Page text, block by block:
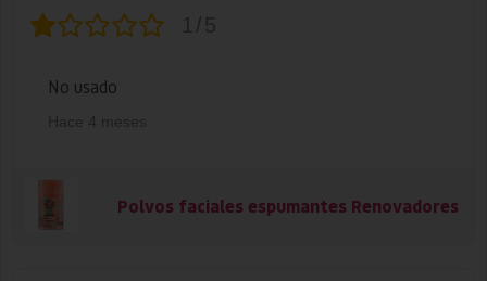
1/5
No usado
Hace 4 meses
Polvos faciales espumantes Renovadores